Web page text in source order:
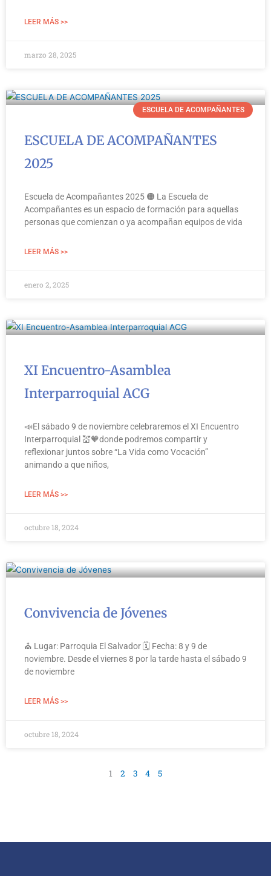
LEER MÁS >>
marzo 28, 2025
ESCUELA DE ACOMPAÑANTES
ESCUELA DE ACOMPAÑANTES
2025
Escuela de Acompañantes 2025 🟠 La Escuela de
Acompañantes es un espacio de formación para aquellas
personas que comienzan o ya acompañan equipos de vida
LEER MÁS >>
enero 2, 2025
XI Encuentro-Asamblea
Interparroquial ACG
📣El sábado 9 de noviembre celebraremos el XI Encuentro
Interparroquial 💒🧡donde podremos compartir y
reflexionar juntos sobre “La Vida como Vocación”
animando a que niños,
LEER MÁS >>
octubre 18, 2024
Convivencia de Jóvenes
⛪ Lugar: Parroquia El Salvador 🗓 Fecha: 8 y 9 de
noviembre. Desde el viernes 8 por la tarde hasta el sábado 9
de noviembre
LEER MÁS >>
octubre 18, 2024
1 2 3 4 5